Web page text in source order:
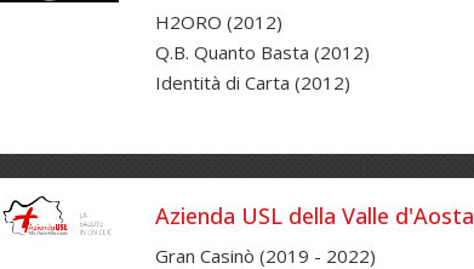
H2ORO (2012)
Q.B. Quanto Basta (2012)
Identità di Carta (2012)
Azienda USL della Valle d'Aosta
Gran Casinò (2019 - 2022)